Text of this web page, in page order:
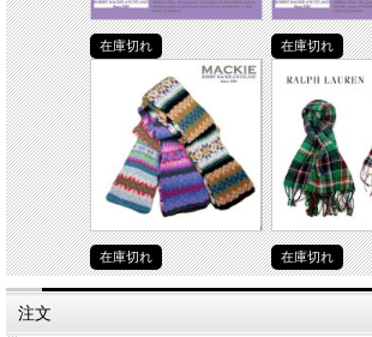
在庫切れ 在庫切れ
在庫切れ 在庫切れ
注文